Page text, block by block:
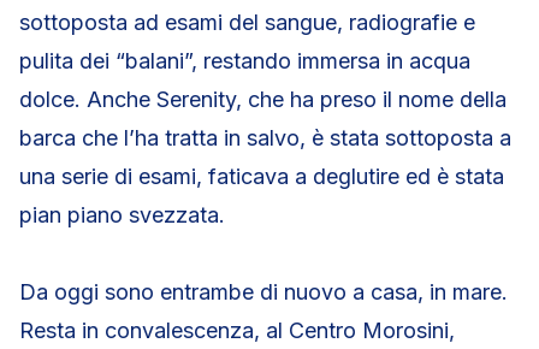
sottoposta ad esami del sangue, radiografie e
pulita dei “balani”, restando immersa in acqua
dolce. Anche Serenity, che ha preso il nome della
barca che l’ha tratta in salvo, è stata sottoposta a
una serie di esami, faticava a deglutire ed è stata
pian piano svezzata.
Da oggi sono entrambe di nuovo a casa, in mare.
Resta in convalescenza, al Centro Morosini,